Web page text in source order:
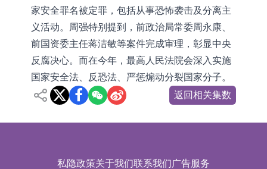
际(00496.HK)跌22.40%，九福来
(08611.HK)跌21.01%
【异动股】港股涨幅榜前十，拿森科
技(02261.HK)涨+75.05%，辰兴发展
(02286.HK)涨+64.91%
神火股份：新疆神火铝水转化率已
100%
【异动股】焦炭Ⅲ板块下挫，陕西黑
猫(601015.CN)跌8.38%
浙江证监局对财通证券股份有限公司
采取出具警示函措施
山金国际：港股上市工作正常推进中
家安全罪名被定罪，包括从事恐怖袭击及分离主
义活动。周强特别提到，前政治局常委周永康、
前国资委主任蒋洁敏等案件完成审理，彰显中央
反腐决心。而在今年，最高人民法院会深入实施
国家安全法、反恐法、严惩煽动分裂国家分子。
返回相关集数
私隐政策关于我们联系我们广告服务